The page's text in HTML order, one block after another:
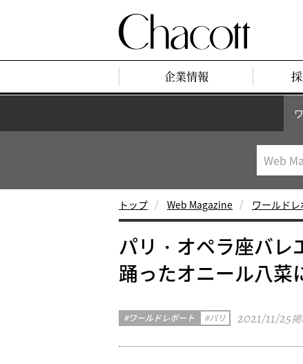
企業情報
トップ Web Magazine ワールドレ
パリ・オペラ座バレ
踊ったオニール八菜
ワールドレポート パリ 2021/11/25